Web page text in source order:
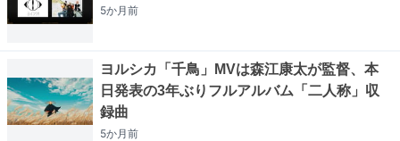
5か月前
ヨルシカ「千鳥」MVは森江康太が監督、本
日発表の3年ぶりフルアルバム「二人称」収
録曲
5か月前